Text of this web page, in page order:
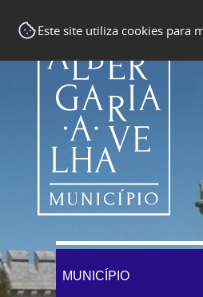
Este site utiliza cookies para
MUNICÍPIO